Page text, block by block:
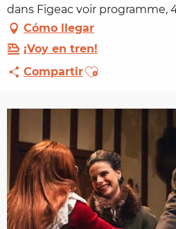
dans Figeac voir programme,
Cómo llegar
¡Voy en tren!
CompartirAjouter aux